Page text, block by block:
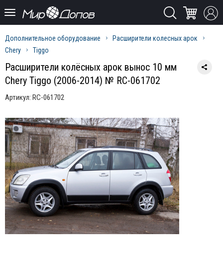
Дополнительное оборудование
Расширители колесных арок
Chery
Tiggo
Расширители колёсных арок вынос 10 мм
Chery Tiggo (2006-2014) № RC-061702
Артикул: RC-061702